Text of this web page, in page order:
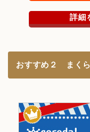
詳細
おすすめ２ まく